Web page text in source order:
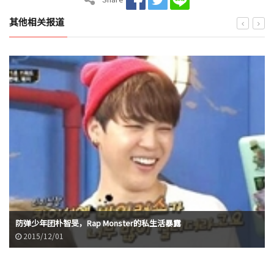
其他相关报道
防弹少年团朴智旻，Rap Monster的私生活暴露
2015/12/01